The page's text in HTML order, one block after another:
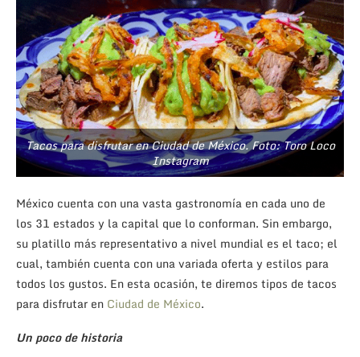
Tacos para disfrutar en Ciudad de México. Foto: Toro Loco
Instagram
México cuenta con una vasta gastronomía en cada uno de
los 31 estados y la capital que lo conforman. Sin embargo,
su platillo más representativo a nivel mundial es el taco; el
cual, también cuenta con una variada oferta y estilos para
todos los gustos. En esta ocasión, te diremos tipos de tacos
para disfrutar en Ciudad de México.
Un poco de historia